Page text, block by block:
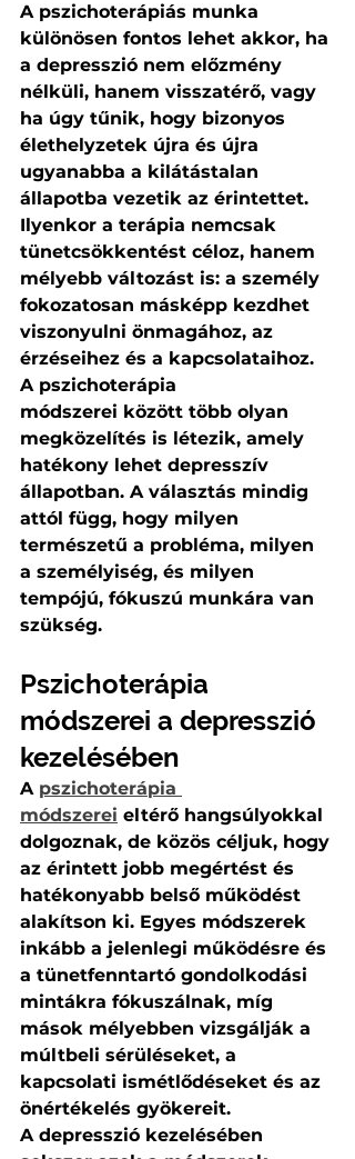
A pszichoterápiás munka
különösen fontos lehet akkor, ha
a depresszió nem előzmény
nélküli, hanem visszatérő, vagy
ha úgy tűnik, hogy bizonyos
élethelyzetek újra és újra
ugyanabba a kilátástalan
állapotba vezetik az érintettet.
Ilyenkor a terápia nemcsak
tünetcsökkentést céloz, hanem
mélyebb változást is: a személy
fokozatosan másképp kezdhet
viszonyulni önmagához, az
érzéseihez és a kapcsolataihoz.
A pszichoterápia
módszerei között több olyan
megközelítés is létezik, amely
hatékony lehet depresszív
állapotban. A választás mindig
attól függ, hogy milyen
természetű a probléma, milyen
a személyiség, és milyen
tempójú, fókuszú munkára van
szükség.
Pszichoterápia
módszerei a depresszió
kezelésében
A pszichoterápia
módszerei eltérő hangsúlyokkal
dolgoznak, de közös céljuk, hogy
az érintett jobb megértést és
hatékonyabb belső működést
alakítson ki. Egyes módszerek
inkább a jelenlegi működésre és
a tünetfenntartó gondolkodási
mintákra fókuszálnak, míg
mások mélyebben vizsgálják a
múltbeli sérüléseket, a
kapcsolati ismétlődéseket és az
önértékelés gyökereit.
A depresszió kezelésében